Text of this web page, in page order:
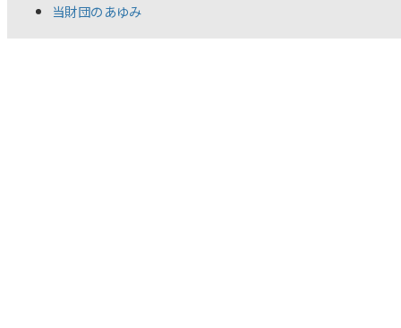
当財団のあゆみ